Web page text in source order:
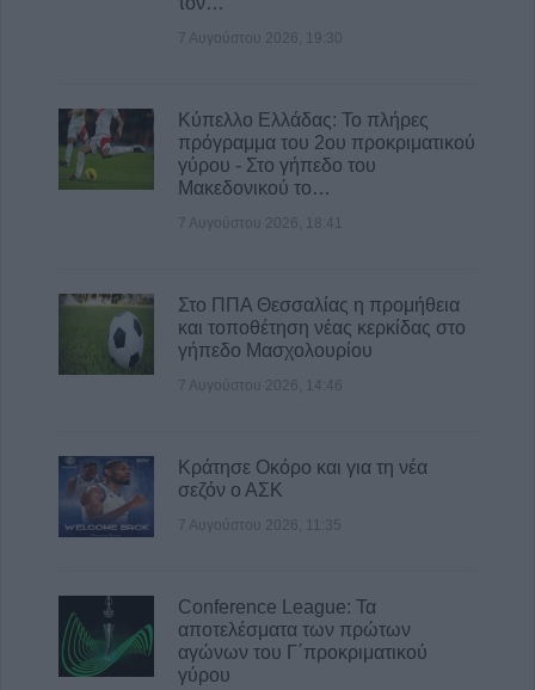
Κινητής Αστυνομικής Μονάδας στην Π.Ε.
Γ. Καραβίδας: "Ο Αύγουστος, τα πανηγύρια
και οι «χορηγίες» με θέμα τα κοινά μας
αγαθά"
8 Αυγούστου 2026, 08:17
Λαμία: Απατεώνες άρπαξαν μεγάλο
7 Αυγούστου 2026, 19:30
Κύπελλο Ελλάδας: Το πλήρες
πρόγραμμα του 2ου προκριματικού
γύρου - Στο γήπεδο του
Μακεδονικού το…
7 Αυγούστου 2026, 18:41
Στο ΠΠΑ Θεσσαλίας η προμήθεια
και τοποθέτηση νέας κερκίδας στο
γήπεδο Μασχολουρίου
7 Αυγούστου 2026, 14:46
Κράτησε Οκόρο και για τη νέα
σεζόν ο ΑΣΚ
7 Αυγούστου 2026, 11:35
Conference League: Τα
αποτελέσματα των πρώτων
αγώνων του Γ΄προκριματικού
γύρου